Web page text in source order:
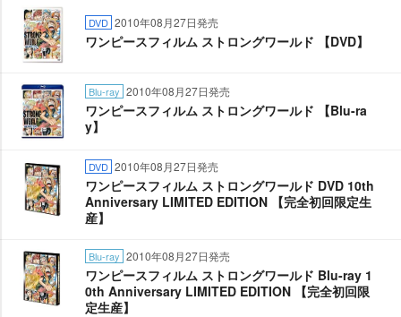
DVD 2010年08月27日発売
ワンピースフィルム ストロングワールド 【DVD】
Blu-ray 2010年08月27日発売
ワンピースフィルム ストロングワールド 【Blu-ra
y】
DVD 2010年08月27日発売
ワンピースフィルム ストロングワールド DVD 10th
Anniversary LIMITED EDITION 【完全初回限定生
産】
Blu-ray 2010年08月27日発売
ワンピースフィルム ストロングワールド Blu-ray 1
0th Anniversary LIMITED EDITION 【完全初回限
定生産】